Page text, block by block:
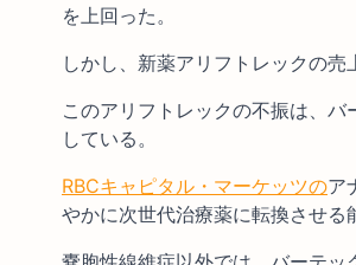
を上回った。
しかし、新薬アリフトレックの
このアリフトレックの不振は、
している。
RBCキャピタル・マーケッツのア
やかに次世代治療薬に転換させる